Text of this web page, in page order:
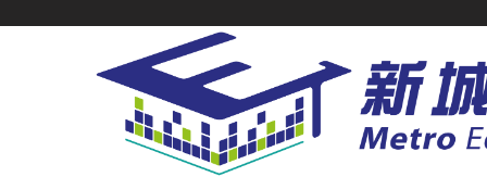
NAVIGATION